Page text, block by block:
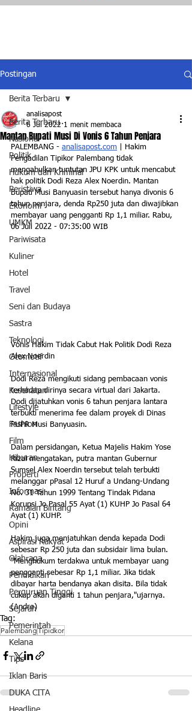
Postingan
Berita Terbaru
Nasional
Politik
Hukum dan Kriminal
Peristiwa
Ekonomi
UMKM
Pariwisata
Kuliner
Hotel
Travel
Seni dan Budaya
Sastra
Teknologi
Otomotif
Internasional
Kesehatan
Lifestyle
Fashion
Film
Hiburan
Properti
Informasi
Ramalan Bintang
Opini
Aspirasi Rakyat
Olahraga
Pendidikan
Perguruan Tinggi
Sejarah
Pemerintah
Kelana
Tips
Iklan Baris
DUKA CITA
Berita Terbaru
Mantan Bupati Musi Di Vonis 6 Tahun Penjara
analisapost
6 Jul 2022 1 menit membaca
PALEMBANG - analisapost.com | Hakim
Pengadilan Tipikor Palembang tidak
mengabulkan tuntutan JPU KPK untuk mencabut
hak politik Dodi Reza Alex Noerdin. Mantan
Bupati Musi Banyuasin tersebut hanya divonis 6
tahun penjara, denda Rp250 juta dan diwajibkan
membayar uang pengganti Rp 1,1 miliar. Rabu,
06 Juli 2022 - 07:35:00 WIB
Vonis Hakim Tidak Cabut Hak Politik Dodi Reza
Alex Noerdin
Dodi Reza mengikuti sidang pembacaan vonis
terhadap dirinya secara virtual dari Jakarta.
Dodi dijatuhkan vonis 6 tahun penjara lantara
terbukti menerima fee dalam proyek di Dinas
PUPR Musi Banyuasin.
Dalam persidangan, Ketua Majelis Hakim Yose
Rizal mengatakan, putra mantan Gubernur
Sumsel Alex Noerdin tersebut telah terbukti
melanggar pPasal 12 Huruf a Undang-Undang
No. 31 Tahun 1999 Tentang Tindak Pidana
Korupsi Jo Pasal 55 Ayat (1) KUHP Jo Pasal 64
Ayat (1) KUHP.
Hakim juga menjatuhkan denda kepada Dodi
sebesar Rp 250 juta dan subsidair lima bulan.
"Menghukum terdakwa untuk membayar uang
pengganti sebesar Rp 1,1 miliar. Jika tidak
dibayar harta bendanya akan disita. Bila tidak
cukup akan diganti 1 tahun penjara,"ujarnya.
(Andre)
Tag:
PalembangTipidkor